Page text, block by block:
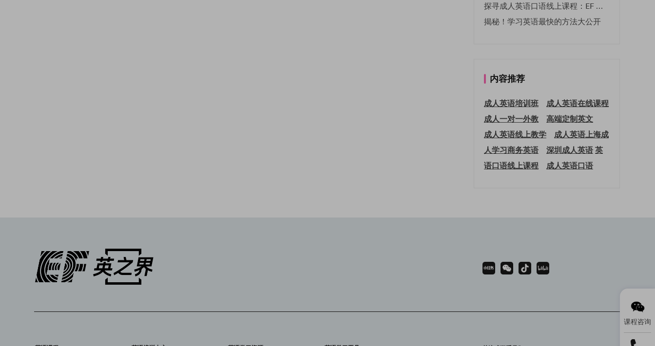
探寻成人英语口语线上课程：EF 英孚教育凭什么领航
揭秘！学习英语最快的方法大公开
内容推荐
成人英语培训班
成人英语在线课程
成人一对一外教
高端定制英文
成人英语线上教学
成人英语上海成
人学习商务英语
深圳成人英语英
语口语线上课程
成人英语口语
课程咨询